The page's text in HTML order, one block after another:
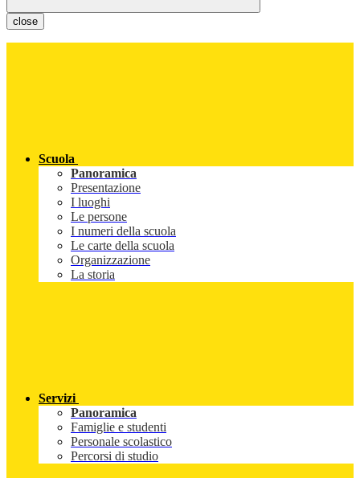
close
Scuola
Panoramica
Presentazione
I luoghi
Le persone
I numeri della scuola
Le carte della scuola
Organizzazione
La storia
Servizi
Panoramica
Famiglie e studenti
Personale scolastico
Percorsi di studio